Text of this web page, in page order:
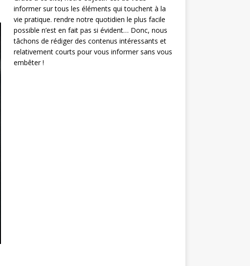
informer sur tous les éléments qui touchent à la
vie pratique. rendre notre quotidien le plus facile
possible n’est en fait pas si évident… Donc, nous
tâchons de rédiger des contenus intéressants et
relativement courts pour vous informer sans vous
embêter !